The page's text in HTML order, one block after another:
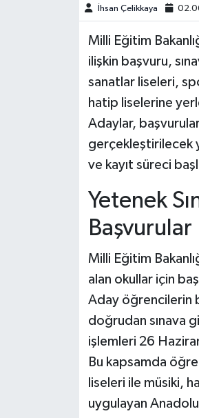
İhsan Çelikkaya
Milli Eğitim
ilişkin başvuru,
sanatlar liseleri,
hatip liselerine
Adaylar,
gerçekleştirilecek
ve kayıt süreci
Yetenek
Başvurular
Milli Eğitim
alan okullar için
Aday öğrencilerin
doğrudan sınava
işlemleri 26
Bu kapsamda
liseleri ile müsiki,
uygulayan